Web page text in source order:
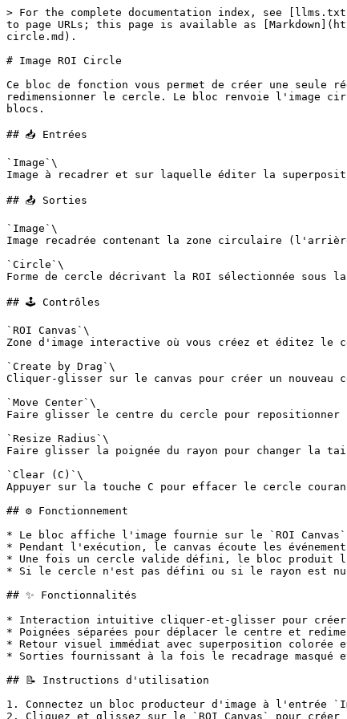
> For the complete documentation index, see
to page URLs; this page is available as
circle.md).
# Image ROI Circle
Ce bloc de fonction vous permet de créer une
redimensionner le cercle. Le bloc renvoie l'image
blocs.
## 📥 Entrées
`Image`\
Image à recadrer et sur laquelle éditer la
## 📤 Sorties
`Image`\
Image recadrée contenant la zone circulaire
`Circle`\
Forme de cercle décrivant la ROI sélectionnée
## 🕹️ Contrôles
`ROI Canvas`\
Zone d'image interactive où vous créez et éditez le
`Create by Drag`\
Cliquer-glisser sur le canvas pour créer un nouveau
`Move Center`\
Faire glisser le centre du cercle pour repositionner
`Resize Radius`\
Faire glisser la poignée du rayon pour changer la
`Clear (C)`\
Appuyer sur la touche C pour effacer le cercle
## ⚙️ Fonctionnement
* Le bloc affiche l'image fournie sur le `ROI
* Pendant l'exécution, le canvas écoute les
* Une fois un cercle valide défini, le bloc produit
* Si le cercle n'est pas défini ou si le rayon est
## ✨ Fonctionnalités
* Interaction intuitive cliquer-et-glisser pour créer
* Poignées séparées pour déplacer le centre et
* Retour visuel immédiat avec superposition colorée
* Sorties fournissant à la fois le recadrage
## 📝 Instructions d'utilisation
1. Connectez un bloc producteur d'image à l'entrée
2. Cliquez et glissez sur le `ROI Canvas` pour créer